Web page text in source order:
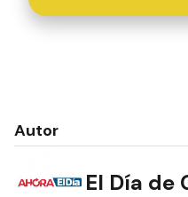
Autor
El Día de